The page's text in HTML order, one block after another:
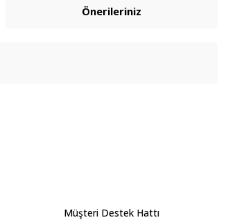
Önerileriniz
Müşteri Destek Hattı